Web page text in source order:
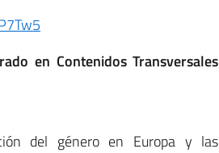
en Contenidos Transversales
del género en Europa y las